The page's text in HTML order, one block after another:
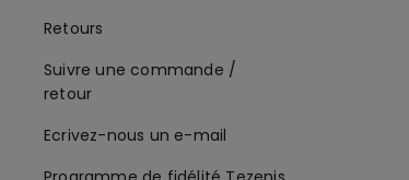
Retours
Suivre une commande /
retour
Ecrivez-nous un e-mail